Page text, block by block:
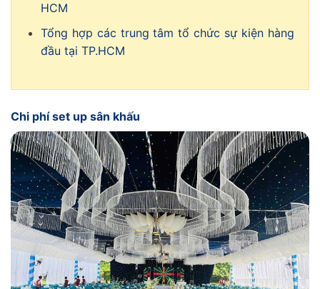
HCM
Tổng hợp các trung tâm tổ chức sự kiện hàng
đầu tại TP.HCM
Chi phí set up sân khấu